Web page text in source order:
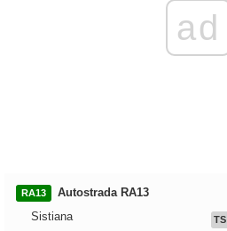
ad
RA13
Autostrada RA13
Sistiana
TS